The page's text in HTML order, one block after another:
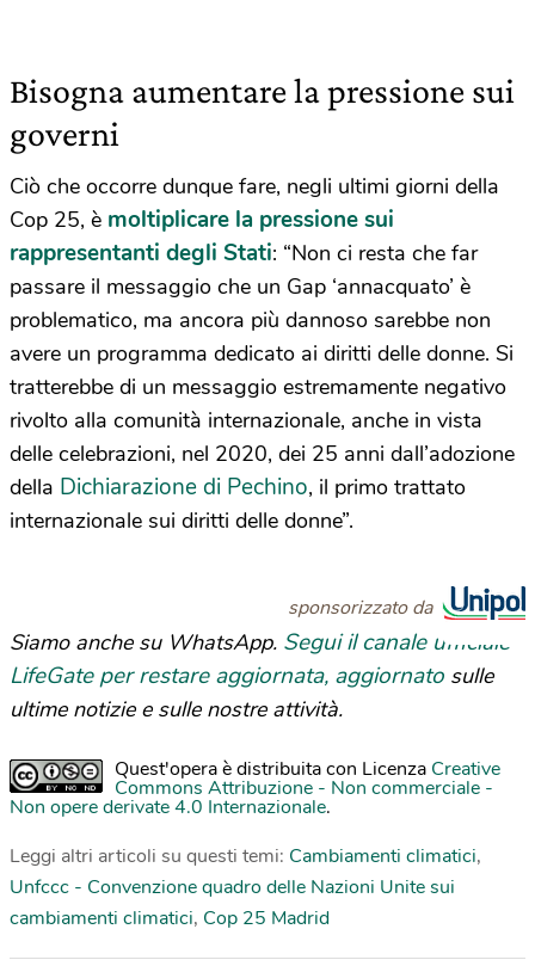
Bisogna aumentare la pressione sui
governi
Ciò che occorre dunque fare, negli ultimi giorni della
Cop 25, è moltiplicare la pressione sui
rappresentanti degli Stati: “Non ci resta che far
passare il messaggio che un Gap ‘annacquato’ è
problematico, ma ancora più dannoso sarebbe non
avere un programma dedicato ai diritti delle donne. Si
tratterebbe di un messaggio estremamente negativo
rivolto alla comunità internazionale, anche in vista
delle celebrazioni, nel 2020, dei 25 anni dall’adozione
della Dichiarazione di Pechino, il primo trattato
internazionale sui diritti delle donne”.
sponsorizzato da
Siamo anche su WhatsApp. Segui il canale ufficiale
LifeGate per restare aggiornata, aggiornato sulle
ultime notizie e sulle nostre attività.
Quest'opera è distribuita con Licenza Creative
Commons Attribuzione - Non commerciale -
Non opere derivate 4.0 Internazionale.
Leggi altri articoli su questi temi: Cambiamenti climatici,
Unfccc - Convenzione quadro delle Nazioni Unite sui
cambiamenti climatici, Cop 25 Madrid